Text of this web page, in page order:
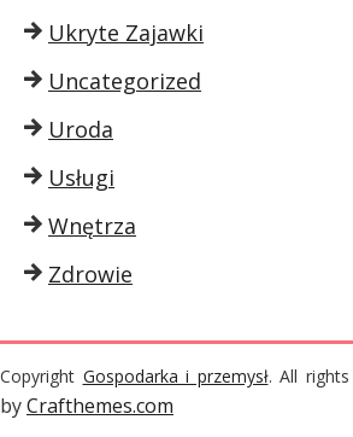
Ukryte Zajawki
Uncategorized
Uroda
Usługi
Wnętrza
Zdrowie
Copyright Gospodarka i przemysł. All rights
byCrafthemes.com